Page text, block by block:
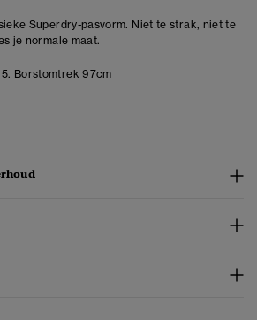
Superdry-pasvorm. Niet te strak, niet te
je normale maat.
Borstomtrek 97cm